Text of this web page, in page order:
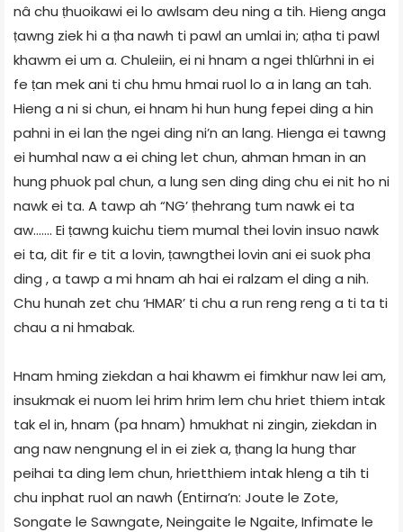
nâ chu ṭhuoikawi ei lo awlsam deu ning a tih. Hieng anga
ṭawng ziek hi a ṭha nawh ti pawl an umlai in; aṭha ti pawl
khawm ei um a. Chuleiin, ei ni hnam a ngei thlûrhni in ei
fe ṭan mek ani ti chu hmu hmai ruol lo a in lang an tah.
Hieng a ni si chun, ei hnam hi hun hung fepei ding a hin
pahni in ei lan ṭhe ngei ding ni’n an lang. Hienga ei tawng
ei humhal naw a ei ching let chun, ahman hman in an
hung phuok pal chun, a lung sen ding ding chu ei nit ho ni
nawk ei ta. A tawp ah “NG’ ṭhehrang tum nawk ei ta
aw……. Ei ṭawng kuichu tiem mumal thei lovin insuo nawk
ei ta, dit fir e tit a lovin, ṭawngthei lovin ani ei suok pha
ding , a tawp a mi hnam ah hai ei ralzam el ding a nih.
Chu hunah zet chu ‘HMAR’ ti chu a run reng reng a ti ta ti
chau a ni hmabak.
Hnam hming ziekdan a hai khawm ei fimkhur naw lei am,
insukmak ei nuom lei hrim hrim lem chu hriet thiem intak
tak el in, hnam (pa hnam) hmukhat ni zingin, ziekdan in
ang naw nengnung el in ei ziek a, ṭhang la hung thar
peihai ta ding lem chun, hrietthiem intak hleng a tih ti
chu inphat ruol an nawh (Entirna’n: Joute le Zote,
Songate le Sawngate, Neingaite le Ngaite, Infimate le